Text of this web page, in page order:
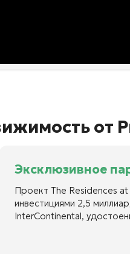
от
Эксклюзивное
Проект The Residences
инвестициями 2,5
InterContinental,